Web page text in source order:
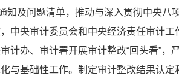
知及问题清单，推动与深入贯彻中央八
中央审计委员会和中央经济责任审计
计办、审计署开展审计整改“回头看”，
与基础性工作。制定审计整改结果认